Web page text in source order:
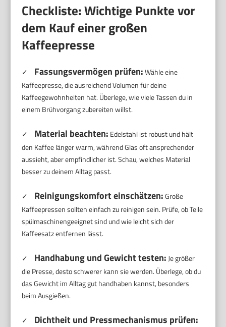
Checkliste: Wichtige Punkte vor
dem Kauf einer großen
Kaffeepresse
✓ Fassungsvermögen prüfen:Wähle eine
Kaffeepresse, die ausreichend Volumen für deine
Kaffeegewohnheiten hat. Überlege, wie viele Tassen du in
einem Brühvorgang zubereiten willst.
✓ Material beachten: Edelstahl ist robust und hält
den Kaffee länger warm, während Glas oft ansprechender
aussieht, aber empfindlicher ist. Schau, welches Material
besser zu deinem Alltag passt.
✓ Reinigungskomfort einschätzen:Große
Kaffeepressen sollten einfach zu reinigen sein. Prüfe, ob Teile
spülmaschinengeeignet sind und wie leicht sich der
Kaffeesatz entfernen lässt.
✓ Handhabung und Gewicht testen: Je größer
die Presse, desto schwerer kann sie werden. Überlege, ob du
das Gewicht im Alltag gut handhaben kannst, besonders
beim Ausgießen.
✓ Dichtheit und Pressmechanismus prüfen: